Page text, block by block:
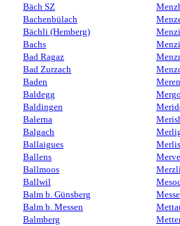
Bäch SZ
Bachenbülach
Bächli (Hemberg)
Bachs
Bad Ragaz
Bad Zurzach
Baden
Baldegg
Baldingen
Balerna
Balgach
Ballaigues
Ballens
Ballmoos
Ballwil
Balm b. Günsberg
Balm b. Messen
Balmberg